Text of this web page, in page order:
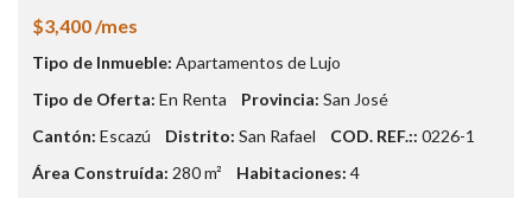
$3,400 /mes
Tipo de Inmueble: Apartamentos de Lujo
Tipo de Oferta: En Renta Provincia: San José
Cantón: Escazú Distrito: San Rafael COD. REF.:: 0226-1
Área Construída: 280 m² Habitaciones: 4